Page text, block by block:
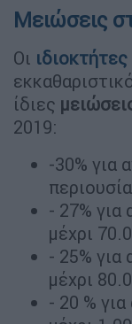
Μειώσεις
Οι
ίδιες
2019:
-30% για
- 27% για
μέχρι
- 25% για
μέχρι
- 20 %